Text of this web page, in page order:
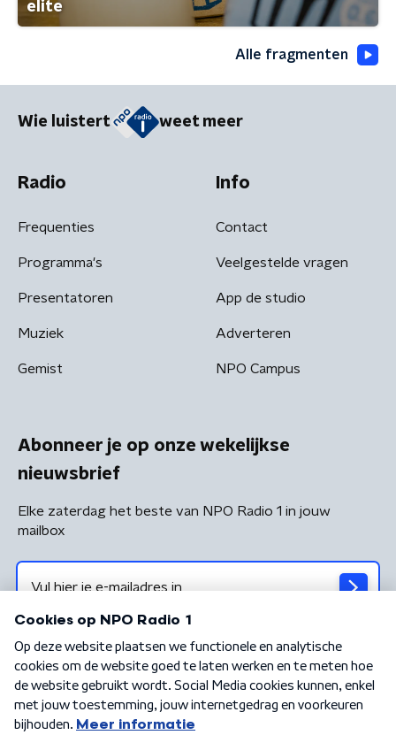
elite
Alle fragmenten
Wie luistert weet meer
Radio
Frequenties
Programma's
Presentatoren
Muziek
Gemist
Info
Contact
Veelgestelde vragen
App de studio
Adverteren
NPO Campus
Abonneer je op onze wekelijkse
nieuwsbrief
Elke zaterdag het beste van NPO Radio 1 in jouw
mailbox
Algemene voorwaarden Privacybeleid